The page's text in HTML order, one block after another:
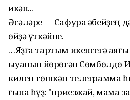
икән...
Әсәләре — Сафура әбейҙең
өйҙә үткәйне.
…Яҙға тартым икенсегә
ҡыуанып йөрөгән Сөмбөлдө
килеп төшкән телеграмма
ғына һүҙ: "приезжай, мама